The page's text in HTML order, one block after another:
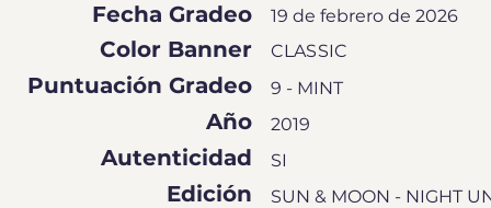
Fecha Gradeo
Color Banner
Puntuación Gradeo
Año
Autenticidad
Edición
19 de febrero de 2026
CLASSIC
9 - MINT
2019
SI
SUN & MOON - NIGHT